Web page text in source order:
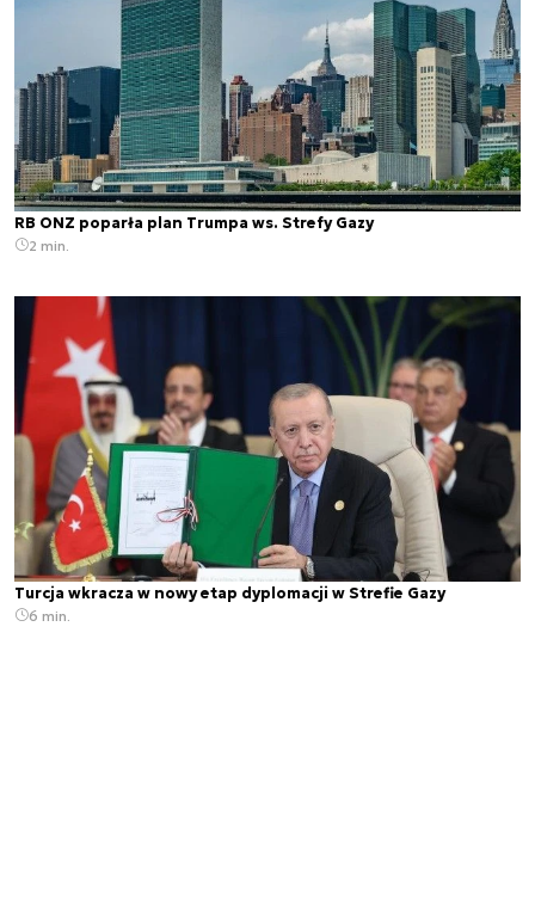
RB ONZ poparła plan Trumpa ws. Strefy Gazy
2 min.
Turcja wkracza w nowy etap dyplomacji w Strefie Gazy
6 min.